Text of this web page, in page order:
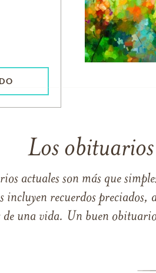
Los
actuales son más que
incluyen recuerdos preciados,
de una vida. Un buen